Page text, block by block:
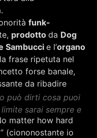
Aperta
.
funk-
prodottoda Dog
Sambuccie l’organo
frase ripetuta nel
forse banale,
da ribadire
può dirti cosa puoi
sarai sempre e
matter how hard
(ciononostante io